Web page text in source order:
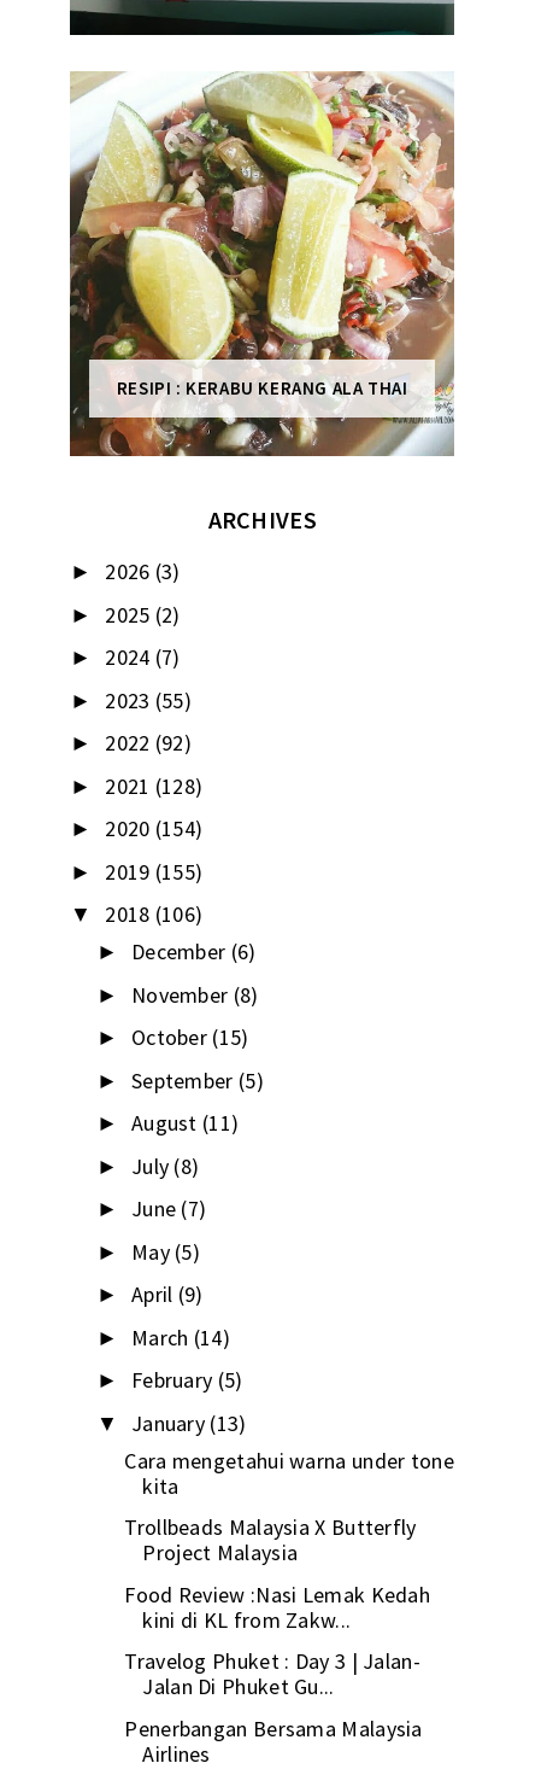
RESIPI : KERABU KERANG ALA THAI
ARCHIVES
► 2026 (3)
► 2025 (2)
► 2024 (7)
► 2023 (55)
► 2022 (92)
► 2021 (128)
► 2020 (154)
► 2019 (155)
▼ 2018 (106)
► December (6)
► November (8)
► October (15)
► September (5)
► August (11)
► July (8)
► June (7)
► May (5)
► April (9)
► March (14)
► February (5)
▼ January (13)
Cara mengetahui warna under tone
kita
Trollbeads Malaysia X Butterfly
Project Malaysia
Food Review :Nasi Lemak Kedah
kini di KL from Zakw...
Travelog Phuket : Day 3 | Jalan-
Jalan Di Phuket Gu...
Penerbangan Bersama Malaysia
Airlines